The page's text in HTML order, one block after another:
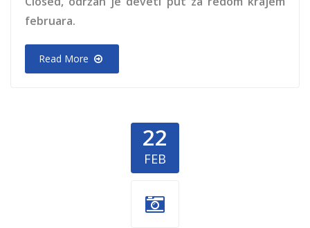
februara.
Read More
22
FEB